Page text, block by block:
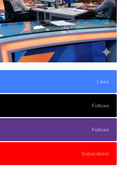
Likes
Follows
Follows
Subscribers